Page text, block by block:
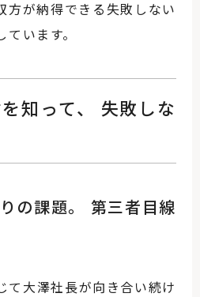
方が納得できる失敗しない
います。
知って、 失敗しな
の課題。 第三者目線
て大澤社長が向き合い続け